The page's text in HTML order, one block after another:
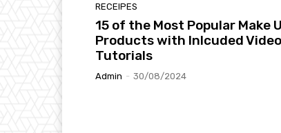
RECEIPES
15 of the Most Popular Make
Products with Inlcuded Video
Tutorials
Admin - 30/08/2024